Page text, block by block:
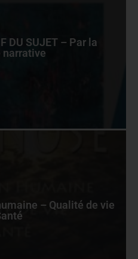
DU SUJET – Par la
narrative
– Qualité de vie